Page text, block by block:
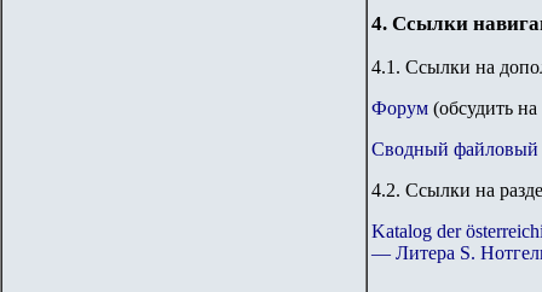
4. Ссылки
4.1. Ссылки на
Форум (обсудить
Сводный файловый
4.2. Ссылки на
Katalog der
— Литера S.